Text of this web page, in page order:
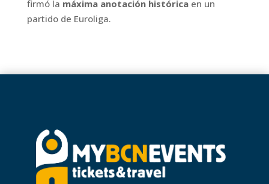
firmó la máxima anotación históricaen un
partido de Euroliga.